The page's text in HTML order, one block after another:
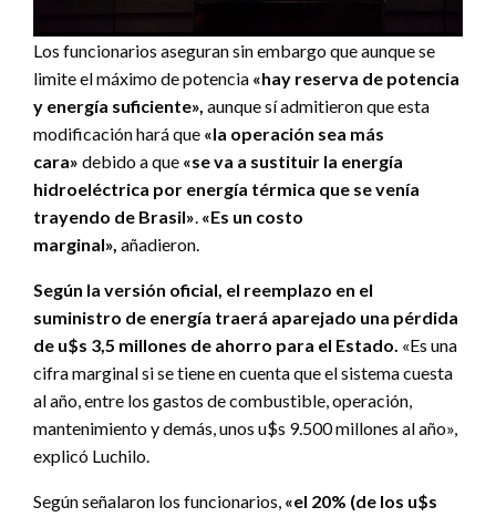
Los funcionarios aseguran sin embargo que aunque se
limite el máximo de potencia «hay reserva de potencia
y energía suficiente», aunque sí admitieron que esta
modificación hará que «la operación sea más
cara» debido a que «se va a sustituir la energía
hidroeléctrica por energía térmica que se venía
trayendo de Brasil». «Es un costo
marginal», añadieron.
Según la versión oficial, el reemplazo en el
suministro de energía traerá aparejado una pérdida
de u$s 3,5 millones de ahorro para el Estado. «Es una
cifra marginal si se tiene en cuenta que el sistema cuesta
al año, entre los gastos de combustible, operación,
mantenimiento y demás, unos u$s 9.500 millones al año»,
explicó Luchilo.
Según señalaron los funcionarios, «el 20% (de los u$s